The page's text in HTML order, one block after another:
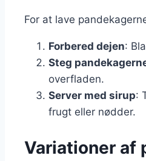
For at lave
Forbered dejen:
Steg
overfladen.
Server med sirup:
frugt eller nødder.
Variationer af